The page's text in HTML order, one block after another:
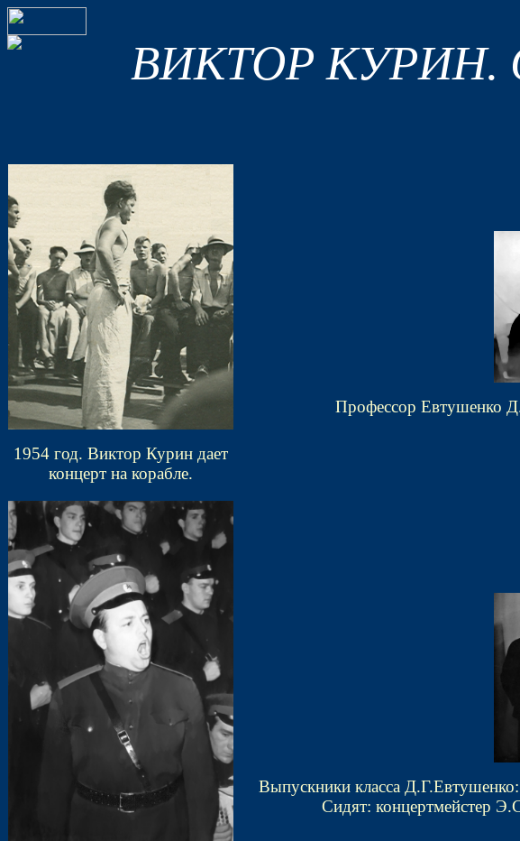
ВИКТОР КУРИН.
1954 год. Виктор Курин дает
концерт на корабле.
Профессор Евтушенко
Выпускники класса
Сидят: концертмейстер